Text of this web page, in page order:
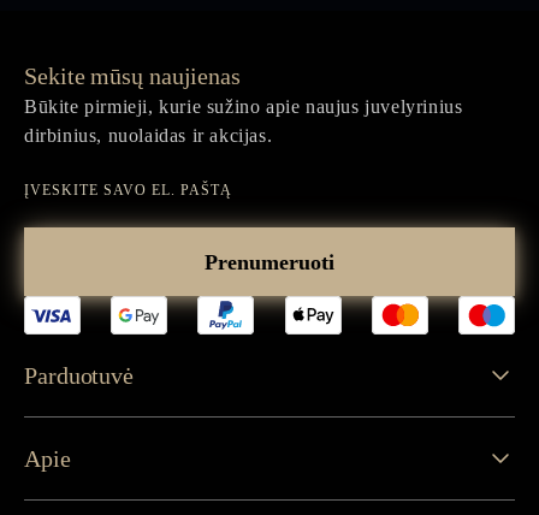
Sekite mūsų naujienas
Būkite pirmieji, kurie sužino apie naujus juvelyrinius
dirbinius, nuolaidas ir akcijas.
el.
paštą
Prenumeruoti
Parduotuvė
Apie